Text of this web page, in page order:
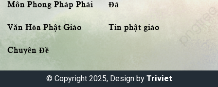
Môn Phong Pháp Phái
Văn Hóa Phật Giáo
Chuyên Đề
Đà
Tin phật giáo
© Copyright 2025, Design by Triviet